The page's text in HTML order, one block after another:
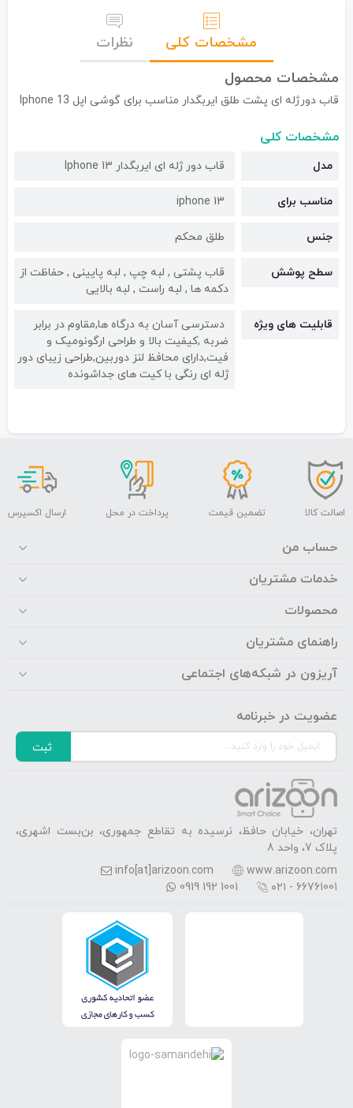
مشخصات کلی
نظرات
مشخصات محصول
قاب دورژله ای پشت طلق ایربگدار مناسب برای گوشی اپل Iphone 13
مشخصات کلی
مدل قاب دور ژله ای ایربگدار Iphone 13
مناسب برای iphone 13
جنس طلق محکم
سطح پوشش
قاب پشتی , لبه چپ , لبه پایینی , حفاظت از
دکمه ها , لبه راست , لبه بالایی
قابلیت های ویژه
دسترسی آسان به درگاه ها,مقاوم در برابر
ضربه ,کیفیت بالا و طراحی ارگونومیک و
فیت,دارای محافظ لنز دوربین,طراحی زیبای دور
ژله ای رنگی با کیت های جداشونده
اصالت کالا تضمین قیمت پرداخت در محل ارسال اکسپرس
حساب من
خدمات مشتریان
محصولات
راهنمای مشتریان
آریزون در شبکه‌های اجتماعی
عضویت در خبرنامه
ثبت
تهران، خیابان حافظ، نرسیده به تقاطع جمهوری، بن‌بست اشهری،
پلاک 7، واحد 8
www.arizoon.com
info[at]arizoon.com
۰۲۱ - 66761001
0919 192 1001